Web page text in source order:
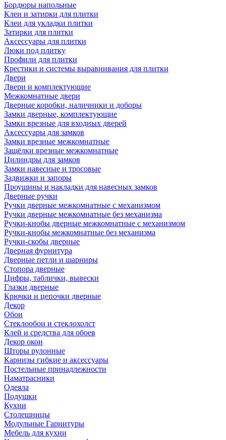
Бордюры напольные
Клеи и затирки для плитки
Клеи для укладки плитки
Затирки для плитки
Аксессуары для плитки
Люки под плитку
Профили для плитки
Крестики и системы выравнивания для плитки
Двери
Двери и комплектующие
Межкомнатные двери
Дверные коробки, наличники и доборы
Замки дверные, комплектующие
Замки врезные для входных дверей
Аксессуары для замков
Замки врезные межкомнатные
Защёлки врезные межкомнатные
Цилиндры для замков
Замки навесные и тросовые
Задвижки и запоры
Проушины и накладки для навесных замков
Дверные ручки
Ручки дверные межкомнатные с механизмом
Ручки дверные межкомнатные без механизма
Ручки-кнобы дверные межкомнатные с механизмом
Ручки-кнобы межкомнатные без механизма
Ручки-скобы дверные
Дверная фурнитура
Дверные петли и шарниры
Стопора дверные
Цифры, таблички, вывески
Глазки дверные
Крючки и цепочки дверные
Декор
Обои
Стеклообои и стеклохолст
Клей и средства для обоев
Декор окон
Шторы рулонные
Карнизы гибкие и аксессуары
Постельные принадлежности
Наматрасники
Одеяла
Подушки
Кухни
Столешницы
Модульные Гарнитуры
Мебель для кухни